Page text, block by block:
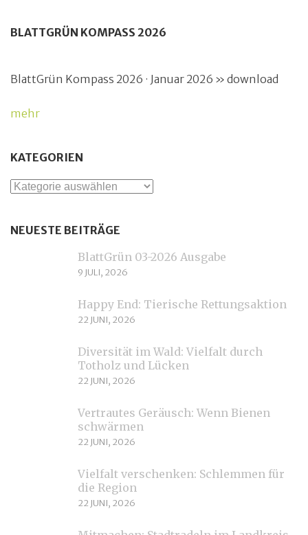
BLATTGRÜN KOMPASS 2026
BlattGrün Kompass 2026 · Januar 2026 » download
mehr
KATEGORIEN
Kategorien
NEUESTE BEITRÄGE
BlattGrün 03-2026 Ausgabe
9 JULI, 2026
Happy End: Tierische Rettungsaktion
22 JUNI, 2026
Diversität im Wald: Vielfalt durch
Totholz und Lücken
22 JUNI, 2026
Vertrautes Geräusch: Wenn Bienen
schwärmen
22 JUNI, 2026
Vielfalt verschenken: Schlemmen für
die Region
22 JUNI, 2026